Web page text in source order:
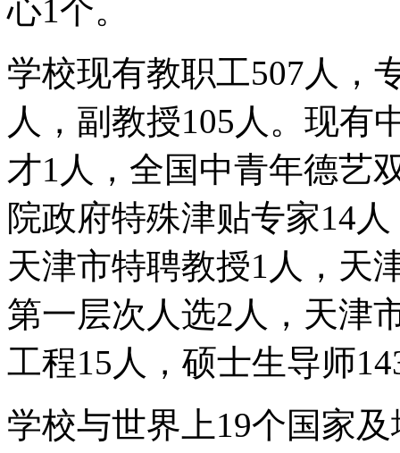
心1个。
学校现有教职工507人，
人，副教授105人。现有
才1人，全国中青年德艺
院政府特殊津贴专家14
天津市特聘教授1人，天
第一层次人选2人，天津
工程15人，硕士生导师
学校与世界上19个国家